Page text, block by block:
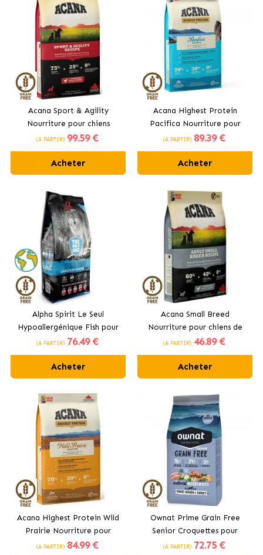
Acana Sport & Agility
Nourriture pour chiens
adultes très actifs au poulet
(À PARTIR) 99.59 €
Acheter
Acana Highest Protein
Pacifica Nourriture pour
chiens adultes au poisson
(À PARTIR) 89.39 €
Acheter
Alpha Spirit Le Seul
Hypoallergénique Fish pour
chiens adultes
(À PARTIR) 76.49 €
Acheter
Acana Small Breed
Nourriture pour chiens de
petites races au poulet
(À PARTIR) 46.89 €
Acheter
Acana Highest Protein Wild
Prairie Nourriture pour
chiens adultes
(À PARTIR) 84.99 €
Ownat Prime Grain Free
Senior Croquettes pour
Chiens âgés au Poulet et à la
(À PARTIR) 72.75 €